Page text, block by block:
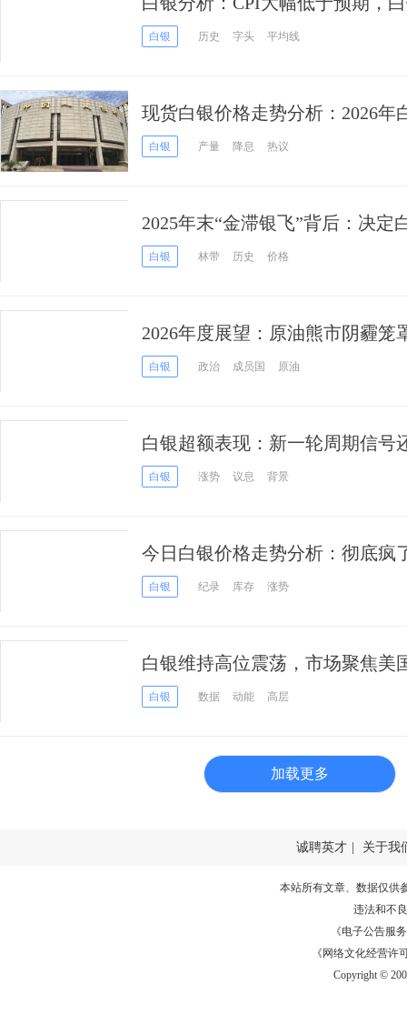
白银 历史 字头 平均线
现货白银价格走势分析：2026年
的终极目标？警惕这或许只是“
白银 产量 降息 热议
2025年末“金滞银飞”背后：决定
全不同的逻辑
白银 林带 历史 价格
2026年度展望：原油熊市阴霾笼
期白银 政治 成员国 原油
白银超额表现：新一轮周期信号
白银 涨势 议息 背景
今日白银价格走势分析：彻底疯
后继续冲高，渣打银行却发出紧
白银 纪录 库存 涨势
白银维持高位震荡，市场聚焦美
白银 数据 动能 高层
加载更多
诚聘英才 关于我
本站所有文章、数据仅供
违法和不
《电子公告服务
《网络文化经营许
Copyright ©